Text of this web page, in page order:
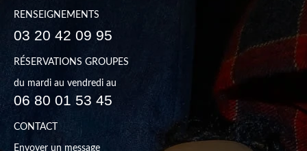
RENSEIGNEMENTS
03 20 42 09 95
RÉSERVATIONS GROUPES
du mardi au vendredi au
06 80 01 53 45
CONTACT
Envoyer un message